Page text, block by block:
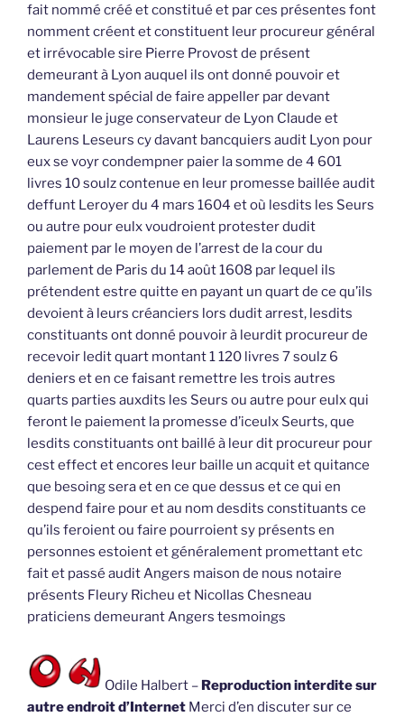
fait nommé créé et constitué et par ces présentes font
nomment créent et constituent leur procureur général
et irrévocable sire Pierre Provost de présent
demeurant à Lyon auquel ils ont donné pouvoir et
mandement spécial de faire appeller par devant
monsieur le juge conservateur de Lyon Claude et
Laurens Leseurs cy davant bancquiers audit Lyon pour
eux se voyr condempner paier la somme de 4 601
livres 10 soulz contenue en leur promesse baillée audit
deffunt Leroyer du 4 mars 1604 et où lesdits les Seurs
ou autre pour eulx voudroient protester dudit
paiement par le moyen de l’arrest de la cour du
parlement de Paris du 14 août 1608 par lequel ils
prétendent estre quitte en payant un quart de ce qu’ils
devoient à leurs créanciers lors dudit arrest, lesdits
constituants ont donné pouvoir à leurdit procureur de
recevoir ledit quart montant 1 120 livres 7 soulz 6
deniers et en ce faisant remettre les trois autres
quarts parties auxdits les Seurs ou autre pour eulx qui
feront le paiement la promesse d’iceulx Seurts, que
lesdits constituants ont baillé à leur dit procureur pour
cest effect et encores leur baille un acquit et quitance
que besoing sera et en ce que dessus et ce qui en
despend faire pour et au nom desdits constituants ce
qu’ils feroient ou faire pourroient sy présents en
personnes estoient et généralement promettant etc
fait et passé audit Angers maison de nous notaire
présents Fleury Richeu et Nicollas Chesneau
praticiens demeurant Angers tesmoings
Odile Halbert – Reproduction interdite sur
autre endroit d’Internet Merci d’en discuter sur ce